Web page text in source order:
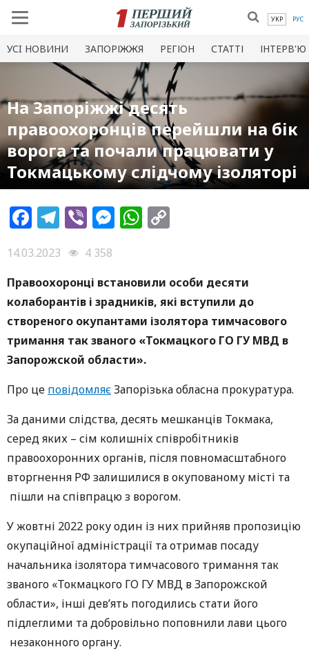
УКР РУС
УСI НОВИНИ ЗАПОРІЖЖЯ РЕГІОН СТАТТІ ІНТЕРВ'Ю
На Запоріжжі десять
правоохоронців перейшли на бік
ворога та почали працювати у
Токмацькому слідчому ізоляторі
Facebook
Telegram
ViberMessenger
WhatsApp
14.03.2023
4 358
Правоохоронці встановили особи десяти
колаборантів і зрадників, які вступили до
створеного окупантами ізолятора тимчасового
тримання так званого «Токмацкого ГО ГУ МВД в
Запорожской области».
Про це повідомляєЗапорізька обласна прокуратура.
За даними слідства, десять мешканців Токмака,
серед яких – сім колишніх співробітників
правоохоронних органів, після повномасштабного
вторгнення РФ залишилися в окупованому місті та
пішли на співпрацю з ворогом.
У жовтні 2022 року один із них прийняв пропозицію
окупаційної адміністрації та отримав посаду
начальника ізолятора тимчасового тримання так
званого «Токмацкого ГО ГУ МВД в Запорожской
области», інші дев’ять погодились стати його
підлеглими та добровільно поповнили лави цього
незаконного органу.